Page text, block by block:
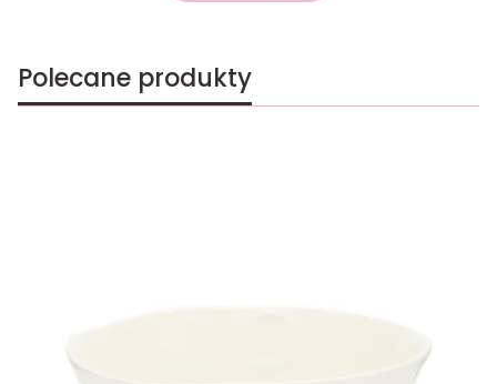
Polecane produkty